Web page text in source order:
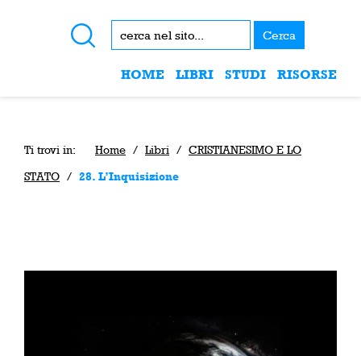
Cerca
HOME LIBRI STUDI RISORSE
Ti trovi in: Home / Libri / CRISTIANESIMO E LO
STATO / 28. L’Inquisizione